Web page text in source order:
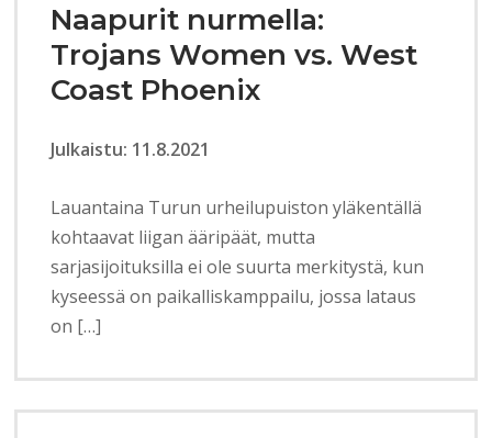
Naapurit nurmella:
Trojans Women vs. West
Coast Phoenix
Julkaistu: 11.8.2021
Lauantaina Turun urheilupuiston yläkentällä
kohtaavat liigan ääripäät, mutta
sarjasijoituksilla ei ole suurta merkitystä, kun
kyseessä on paikalliskamppailu, jossa lataus
on […]